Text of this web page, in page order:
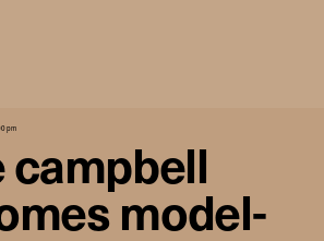
pm
campbell
model-